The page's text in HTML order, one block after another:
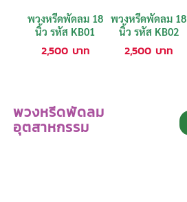
พวงหรีดพัดลม 18
นิ้ว รหัส KB01
2,500 บาท
พวงหรีดพัดลม 18
นิ้ว รหัส KB02
2,500 บาท
พวงหรีดพัดลม
อุตสาหกรรม